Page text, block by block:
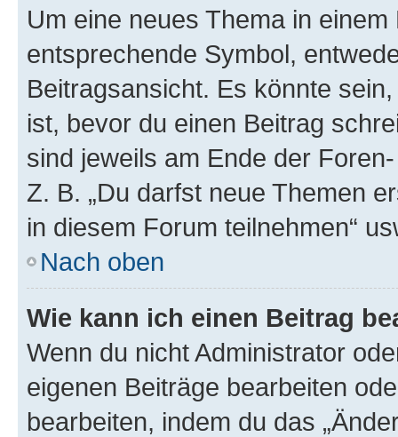
Um eine neues Thema in
entsprechende Symbol,
Beitragsansicht. Es könnte
ist, bevor du einen Beitrag
sind jeweils am Ende der
Z. B. „Du darfst neue Themen
in diesem Forum teilnehmen“
Nach oben
Wie kann ich einen Beitrag
Wenn du nicht Administrator
eigenen Beiträge bearbeiten
bearbeiten, indem du das